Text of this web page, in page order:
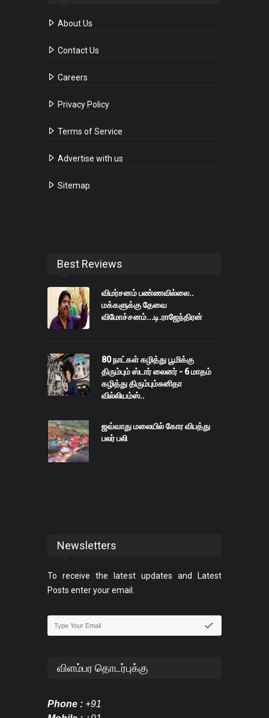
About Us
Contact Us
Careers
Privacy Policy
Terms of Service
Advertise with us
Sitemap
Best Reviews
விமர்சனம் பண்ணவில்லை..
மக்களுக்கு தேவை
விமோச்சனம்...டி.ராஜேந்திரன்
80 நாட்கள் கழித்து பூமிக்கு
திரும்பும் ஸ்டார் லைனர் - 6 மாதம்
கழித்து திரும்பும்சுனிதா
வில்லியம்ஸ்..
ஜவ்வாது மலையில் கோர விபத்து
பலர் பலி
Newsletters
To receive the latest updates and Latest
Posts enter your email.
விளம்பர தொடர்புக்கு
Phone : +91